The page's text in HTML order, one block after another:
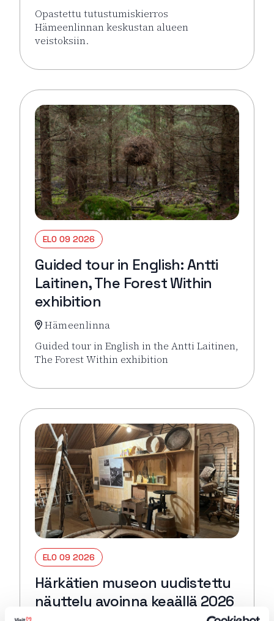
Opastettu tutustumiskierros
Hämeenlinnan keskustan alueen
veistoksiin.
ELO 09 2026
Guided tour in English: Antti
Laitinen, The Forest Within
exhibition
Hämeenlinna
Guided tour in English in the Antti Laitinen,
The Forest Within exhibition
Lue lisää tapahtumasta Guided tour in English:
ELO 09 2026
Härkätien museon uudistettu
näyttely avoinna keaällä 2026